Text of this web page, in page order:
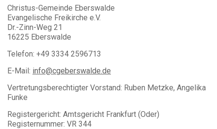
Christus-Gemeinde Eberswalde
Evangelische Freikirche e.V.
Dr.-Zinn-Weg 21
16225 Eberswalde
Telefon: +49 3334 2596713
E-Mail: info@cgeberswalde.de
Vertretungsberechtigter Vorstand: Ruben Metzke, Angelika
Funke
Registergericht: Amtsgericht Frankfurt (Oder)
Registernummer: VR 344